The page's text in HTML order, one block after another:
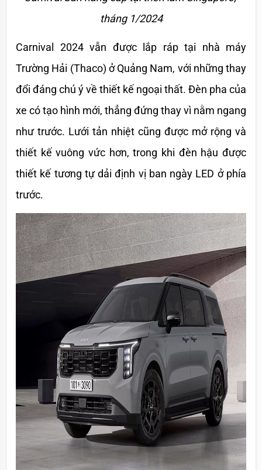
tháng 1/2024
Carnival 2024 vẫn được lắp ráp tại nhà máy
Trường Hải (Thaco) ở Quảng Nam, với những thay
đổi đáng chú ý về thiết kế ngoại thất. Đèn pha của
xe có tạo hình mới, thẳng đứng thay vì nằm ngang
như trước. Lưới tản nhiệt cũng được mở rộng và
thiết kế vuông vức hơn, trong khi đèn hậu được
thiết kế tương tự dải định vị ban ngày LED ở phía
trước.